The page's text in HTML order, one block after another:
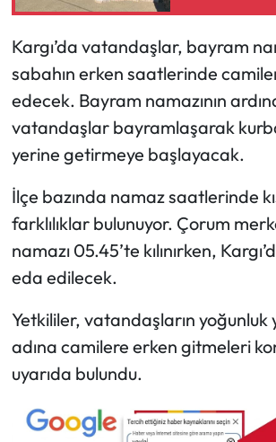
Kargı’da vatandaşlar, bayram
sabahın erken saatlerinde
edecek. Bayram namazının
vatandaşlar bayramlaşarak
yerine getirmeye başlayacak.
İlçe bazında namaz saatlerinde
farklılıklar bulunuyor. Çorum
namazı 05.45’te kılınırken,
eda edilecek.
Yetkililer, vatandaşların yoğunluk
adına camilere erken gitmeleri
uyarıda bulundu.
Laçin Haberleri
Magazin
Mecitözü Haberleri
Oğuzlar Haberleri
Ortaköy Haberleri
Osmancık Haberleri
Resmi İlan
Resmi Reklam
Sağlık